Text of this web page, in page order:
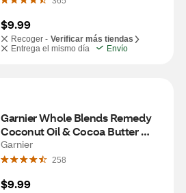
$9.99
Recoger - Verificar más tiendas
Entrega el mismo día
Envío
Garnier Whole Blends Remedy
Coconut Oil & Cocoa Butter
Miracle Frizz Tamer 10-in-1
Leave-In Treatment, 5 OZ
Garnier
258
$9.99